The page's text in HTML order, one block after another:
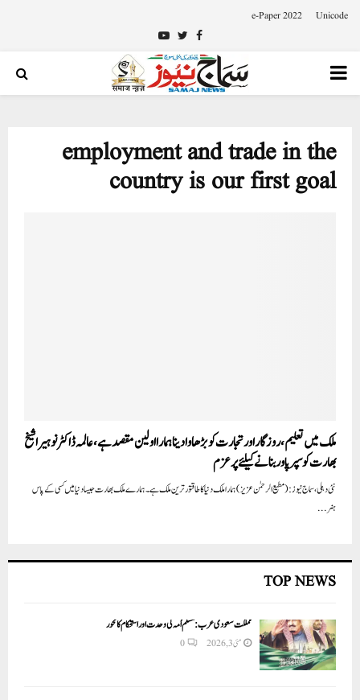
Unicode
e-Paper 2022
Facebook
Twitter
Youtube
PRIMARY
employment and trade in the
country is our first goal
ملک میں تعلیم، روزگار اور تجارت کو بڑھاوا دینا ہمارا اولین مقصد ہے، عالمہ ڈاکٹر نوہیرا شیخ
بھارت کو سپرپاور بنانے کیلئے پر عزم
نئی دہلی، سماج نیوز: (مطیع الرحمٰن عزیز) ہمارا ملک دنیا کا طاقتور ترین ملک ہے۔ ہمارے ملک بھارت جیسا دنیا میں کسی کے پاس
ہنر...
TOP NEWS
مملکت سعودی عرب: مسلم اُمہ کی وحدت اور استحکام کا محور
مئی 3, 2026 0